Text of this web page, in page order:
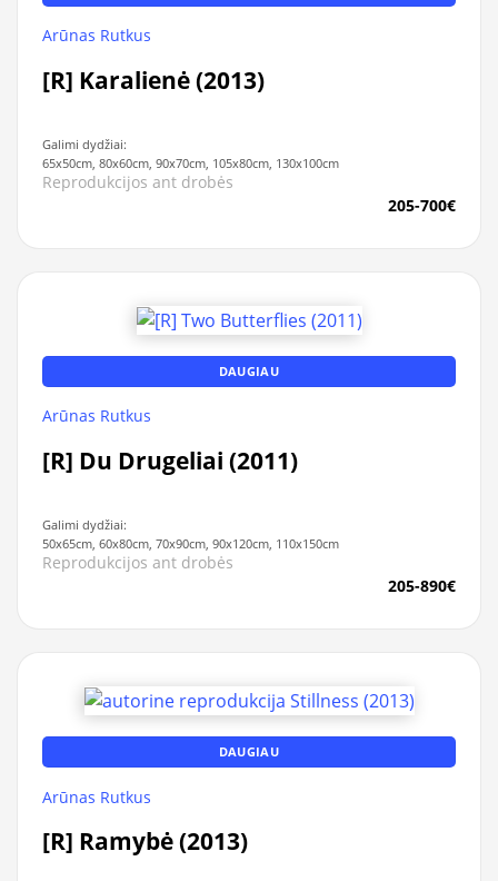
Arūnas Rutkus
[R] Karalienė (2013)
Galimi dydžiai:
65x50cm, 80x60cm, 90x70cm, 105x80cm, 130x100cm
Reprodukcijos ant drobės
205-700€
DAUGIAU
Arūnas Rutkus
[R] Du Drugeliai (2011)
Galimi dydžiai:
50x65cm, 60x80cm, 70x90cm, 90x120cm, 110x150cm
Reprodukcijos ant drobės
205-890€
DAUGIAU
Arūnas Rutkus
[R] Ramybė (2013)